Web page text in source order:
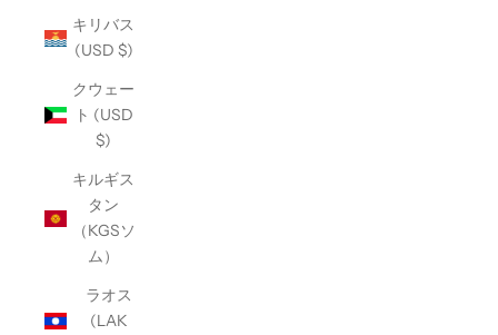
キリバス
(USD $)
クウェー
ト (USD
$)
キルギス
タン
（KGSソ
ム）
ラオス
(LAK